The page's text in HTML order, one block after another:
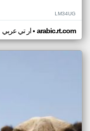
LM34UG
ار تي عربي• arabic.rt.com